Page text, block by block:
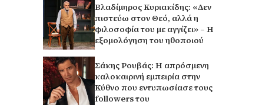
Βλαδίμηρος Κυριακίδης: «Δεν
πιστεύω στον Θεό, αλλά η
φιλοσοφία του με αγγίζει» – Η
εξομολόγηση του ηθοποιού
Σάκης Ρουβάς: Η απρόσμενη
καλοκαιρινή εμπειρία στην
Κύθνο που εντυπωσίασε τους
followers του